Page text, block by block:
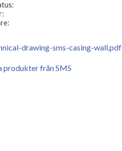
drawing-sms-casing-wall.pdf
produkter från SMS